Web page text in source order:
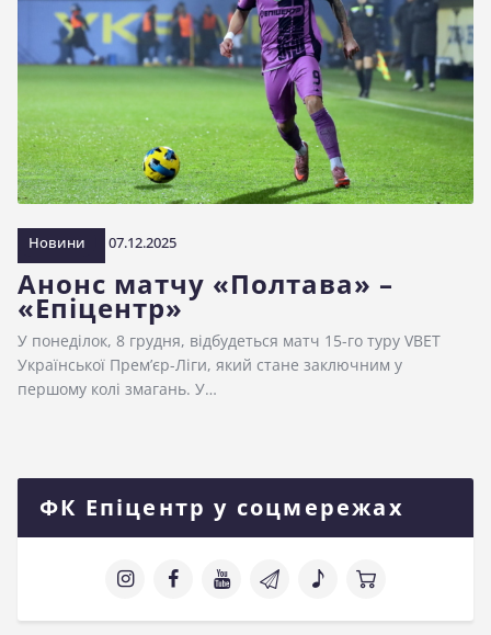
Новини 07.12.2025
Анонс матчу «Полтава» –
«Епіцентр»
У понеділок, 8 грудня, відбудеться матч 15-го туру VBET
Української Прем’єр-Ліги, який стане заключним у
першому колі змагань. У…
ФК Епіцентр у соцмережах